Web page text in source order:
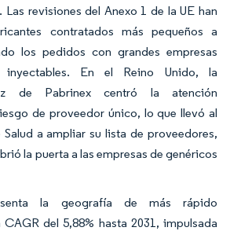
revisiones del Anexo 1 de la UE han
contratados más pequeños a
los pedidos con grandes empresas
inyectables. En el Reino Unido, la
de Pabrinex centró la atención
de proveedor único, lo que llevó al
a ampliar su lista de proveedores,
la puerta a las empresas de genéricos
la geografía de más rápido
del 5,88% hasta 2031, impulsada